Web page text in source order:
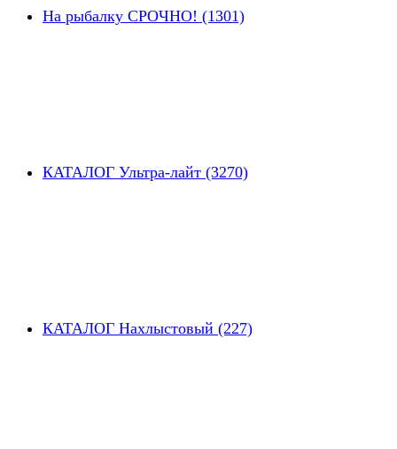
На рыбалку СРОЧНО! (1301)
КАТАЛОГ Ультра-лайт (3270)
КАТАЛОГ Нахлыстовый (227)